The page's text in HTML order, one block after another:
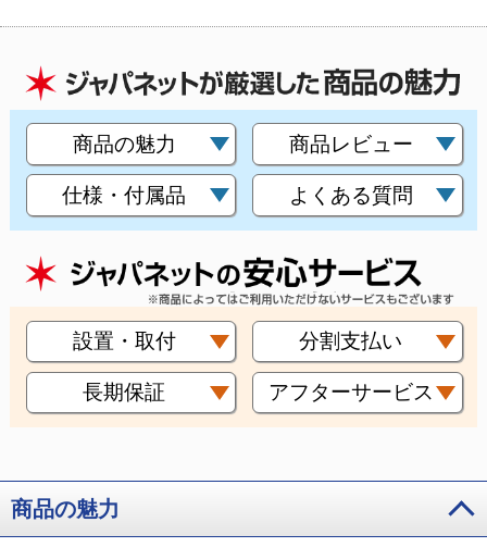
商品の魅力 商品レビュー
仕様・付属品 よくある質問
設置・取付 分割支払い
長期保証 アフターサービス
商品の魅力